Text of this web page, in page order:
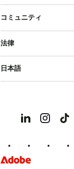
コミュニティ
法律
日本語